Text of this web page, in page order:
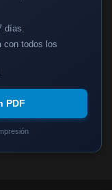
días.
con todos los
PDF